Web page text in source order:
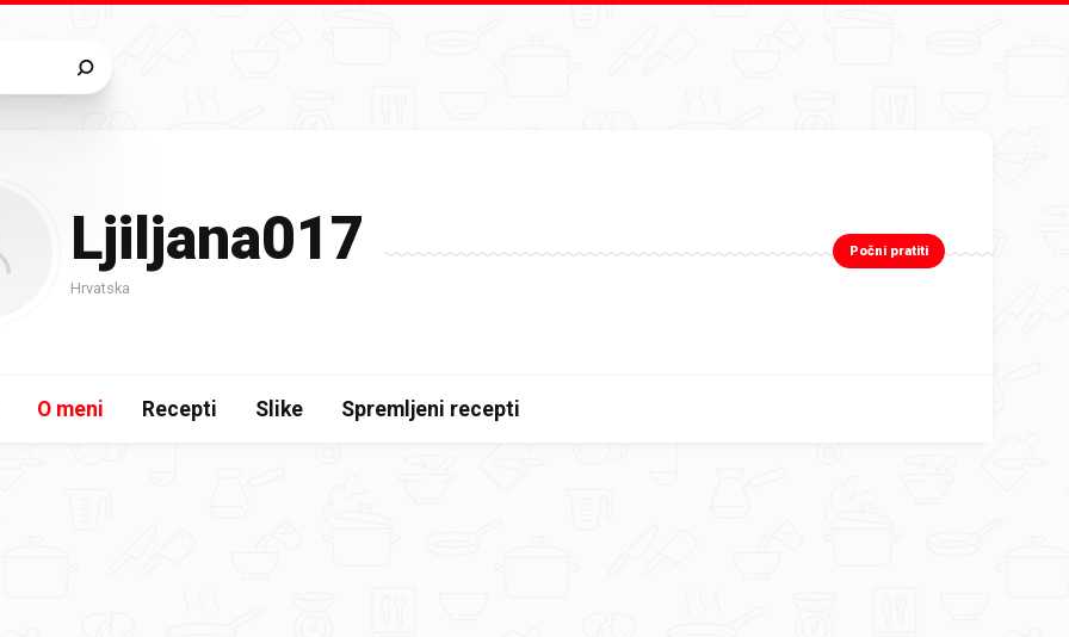
Ljiljana017
Hrvatska
Počni pratiti
O meni Recepti Slike Spremljeni recepti